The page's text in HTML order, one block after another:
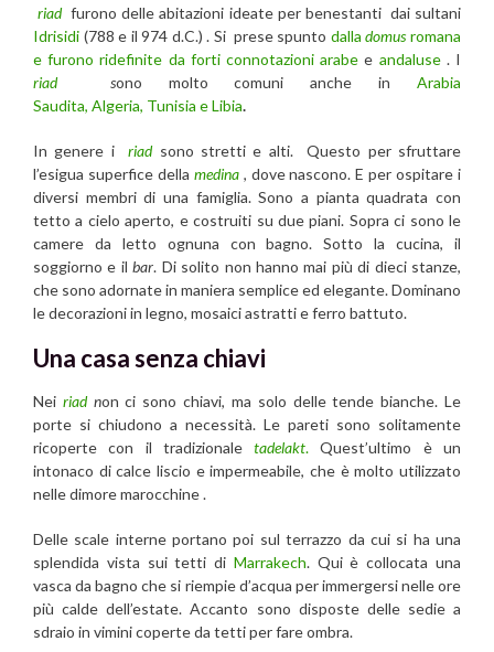
riadfurono delle abitazioni ideate per benestanti dai sultani
Idrisidi (788 e il 974 d.C.) . Si prese spunto dalladomusromana
e furono ridefinite da forti connotazioni arabe e andaluse. I
riadsono molto comuni anche inArabia
Saudita, Algeria, Tunisia e Libia.
In genere i riadsono stretti e alti. Questo per sfruttare
l’esigua superfice della medina, dove nascono. E per ospitare i
diversi membri di una famiglia. Sono a pianta quadrata con
tetto a cielo aperto, e costruiti su due piani. Sopra ci sono le
camere da letto ognuna con bagno. Sotto la cucina, il
soggiorno e ilbar. Di solito non hanno mai più di dieci stanze,
che sono adornate in maniera semplice ed elegante. Dominano
le decorazioni in legno, mosaici astratti e ferro battuto.
Una casa senza chiavi
Nei riadnon ci sono chiavi, ma solo delle tende bianche. Le
porte si chiudono a necessità. Le pareti sono solitamente
ricoperte con il tradizionaletadelakt. Quest’ultimo è un
intonaco di calce liscio e impermeabile, che è molto utilizzato
nelle dimore marocchine .
Delle scale interne portano poi sul terrazzo da cui si ha una
splendida vista sui tetti di Marrakech. Qui è collocata una
vasca da bagno che si riempie d’acqua per immergersi nelle ore
più calde dell’estate. Accanto sono disposte delle sedie a
sdraio in vimini coperte da tetti per fare ombra.